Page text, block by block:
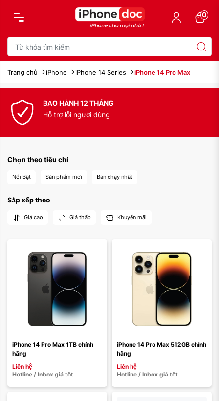
0
Trang chủ iPhone iPhone 14 Series iPhone 14 Pro Max
BẢO HÀNH 12 THÁNG
Hỗ trợ lỗi người dùng
Chọn theo tiêu chí
Nổi Bật Sản phẩm mới Bán chạy nhất
Sắp xếp theo
Giá cao Giá thấp Khuyến mãi
Màu sắc:
iPhone 14 Pro Max 1TB chính
hãng
Liên hệ
Hotline / Inbox giá tốt
iPhone 14 Pro Max 512GB chính
hãng
Liên hệ
Hotline / Inbox giá tốt
Màu sắc:
Xóa
Màu sắc:
Xóa